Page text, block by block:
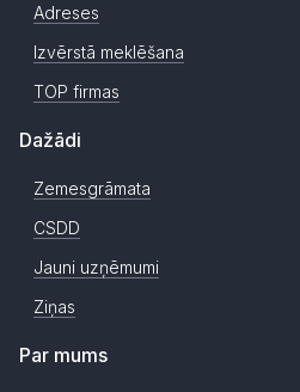
Adreses
Izvērstā meklēšana
TOP firmas
Dažādi
Zemesgrāmata
CSDD
Jauni uzņēmumi
Ziņas
Par mums